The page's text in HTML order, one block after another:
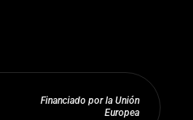
Financiado por la Unión
Europea